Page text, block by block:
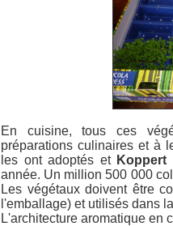
En cuisine, tous ces
préparations culinaires et à
les ont adoptés et Koppert
année. Un million 500 000
Les végétaux doivent être
l'emballage) et utilisés dans
L'architecture aromatique en